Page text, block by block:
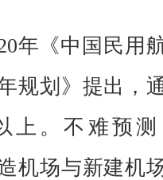
《中国民用
规划》提出，
上。不难预测
机场与新建机